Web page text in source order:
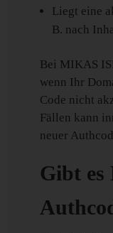
Liegt eine
B. nach
Bei MIKAS
wenn Ihr
Code nicht
Fällen kann
neuer
Gibt es